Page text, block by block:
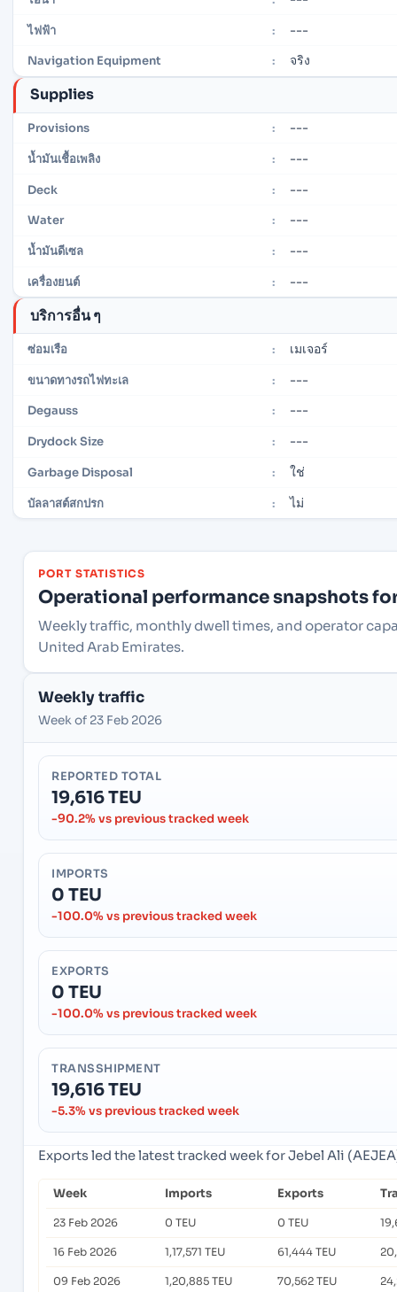
ไฟฟ้า : ---
Navigation Equipment : จริง
Supplies
Provisions : ---
น้ำมันเชื้อเพลิง : ---
Deck : ---
Water : ---
น้ำมันดีเซล : ---
เครื่องยนต์ : ---
บริการอื่น ๆ
ซ่อมเรือ : เมเจอร์
ขนาดทางรถไฟทะเล : ---
Degauss : ---
Drydock Size : ---
Garbage Disposal : ใช่
บัลลาสต์สกปรก : ไม่
PORT STATISTICS
Operational performance snapshots
Weekly traffic, monthly dwell times, and operator
United Arab Emirates.
Weekly traffic
Week of 23 Feb 2026
REPORTED TOTAL
19,616 TEU
-90.2% vs previous tracked week
IMPORTS
0 TEU
-100.0% vs previous tracked week
EXPORTS
0 TEU
-100.0% vs previous tracked week
TRANSSHIPMENT
19,616 TEU
-5.3% vs previous tracked week
Exports led the latest tracked week for Jebel Ali
Week Imports Exports
23 Feb 2026 0 TEU 0 TEU
16 Feb 2026 1,17,571 TEU 61,444 TEU
09 Feb 2026 1,20,885 TEU 70,562 TEU